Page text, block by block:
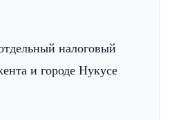
налоговый
и городе Нукусе